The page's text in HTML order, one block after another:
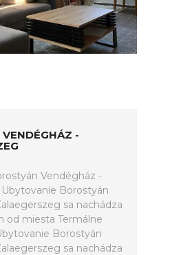
-
Vendégház -
Borostyán
sa nachádza
od miesta Termálne
Borostyán
sa nachádza